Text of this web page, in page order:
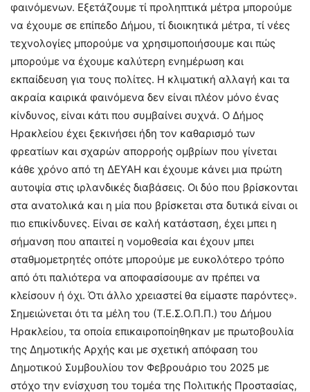
φαινόμενων. Εξετάζουμε τί προληπτικά μέτρα μπορούμε
να έχουμε σε επίπεδο Δήμου, τί διοικητικά μέτρα, τί νέες
τεχνολογίες μπορούμε να χρησιμοποιήσουμε και πώς
μπορούμε να έχουμε καλύτερη ενημέρωση και
εκπαίδευση για τους πολίτες. Η κλιματική αλλαγή και τα
ακραία καιρικά φαινόμενα δεν είναι πλέον μόνο ένας
κίνδυνος, είναι κάτι που συμβαίνει συχνά. Ο Δήμος
Ηρακλείου έχει ξεκινήσει ήδη τον καθαρισμό των
φρεατίων και σχαρών απορροής ομβρίων που γίνεται
κάθε χρόνο από τη ΔΕΥΑΗ και έχουμε κάνει μια πρώτη
αυτοψία στις ιρλανδικές διαβάσεις. Οι δύο που βρίσκονται
στα ανατολικά και η μία που βρίσκεται στα δυτικά είναι οι
πιο επικίνδυνες. Είναι σε καλή κατάσταση, έχει μπει η
σήμανση που απαιτεί η νομοθεσία και έχουν μπει
σταθμομετρητές οπότε μπορούμε με ευκολότερο τρόπο
από ότι παλιότερα να αποφασίσουμε αν πρέπει να
κλείσουν ή όχι. Ότι άλλο χρειαστεί θα είμαστε παρόντες».
Σημειώνεται ότι τα μέλη του (Τ.Ε.Σ.Ο.Π.Π.) του Δήμου
Ηρακλείου, τα οποία επικαιροποίηθηκαν με πρωτοβουλία
της Δημοτικής Αρχής και με σχετική απόφαση του
Δημοτικού Συμβουλίου τον Φεβρουάριο του 2025 με
στόχο την ενίσχυση του τομέα της Πολιτικής Προστασίας,